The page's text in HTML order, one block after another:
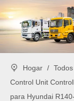
Hogar /
Control Unit
para Hyundai